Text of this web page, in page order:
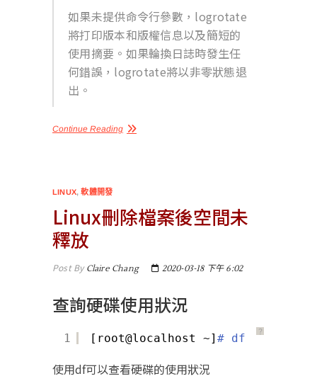
如果未提供命令行參數，logrotate
將打印版本和版權信息以及簡短的
使用摘要。如果輪換日誌時發生任
何錯誤，logrotate將以非零狀態退
出。
Continue Reading
LINUX,軟體開發
Linux刪除檔案後空間未
釋放
Post ByClaire Chang 2020-03-18 下午 6:02
查詢硬碟使用狀況
？
1 [root@localhost ~] # df
使用df可以查看硬碟的使用狀況